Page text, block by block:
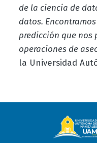
de la ciencia de
datos.
predicción que nos
operaciones de
la Universidad